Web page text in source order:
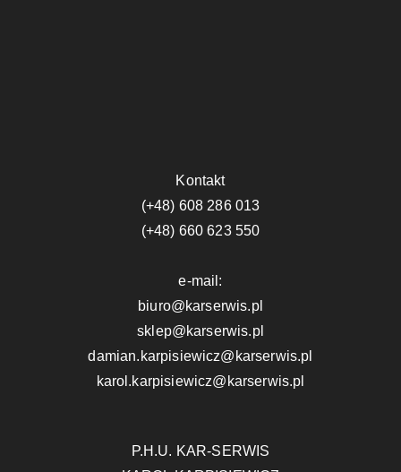
Kontakt
(+48) 608 286 013
(+48) 660 623 550
e-mail:
biuro@karserwis.pl
sklep@karserwis.pl
damian.karpisiewicz@karserwis.pl
karol.karpisiewicz@karserwis.pl
P.H.U. KAR-SERWIS